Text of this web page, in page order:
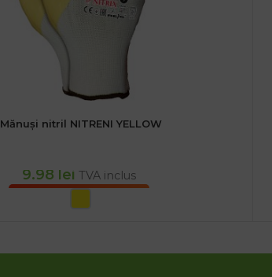
Mănuși nitril NITRENI YELLOW
9.98 lei TVA inclus